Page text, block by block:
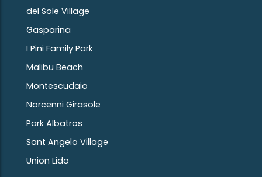
del Sole Village
Gasparina
I Pini Family Park
Malibu Beach
Montescudaio
Norcenni Girasole
Park Albatros
Sant Angelo Village
Union Lido